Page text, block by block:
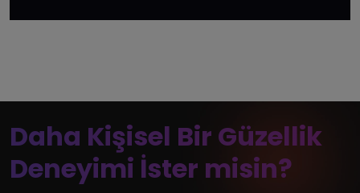
Daha Kişisel Bir Güzellik
Deneyimi İster misin?